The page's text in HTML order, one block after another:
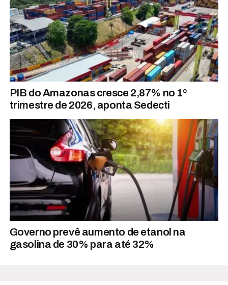
PIB do Amazonas cresce 2,87% no 1º
trimestre de 2026, aponta Sedecti
Governo prevê aumento de etanol na
gasolina de 30% para até 32%